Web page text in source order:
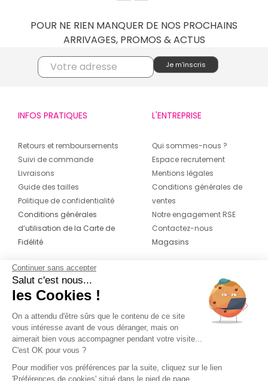
POUR NE RIEN MANQUER DE NOS PROCHAINS
ARRIVAGES, PROMOS & ACTUS
INFOS PRATIQUES
Retours et remboursements
Suivi de commande
Livraisons
Guide des tailles
Politique de confidentialité
Conditions générales
d’utilisation de la Carte de
Fidélité
L'ENTREPRISE
Qui sommes-nous ?
Espace recrutement
Mentions légales
Conditions générales de
ventes
Notre engagement RSE
Contactez-nous
Magasins
CONTACT
04 42 20 78 42
Du lundi au jeudi de 8h30 à 16h30 & le
vendredi de 8h30 à 15h30
Continuer sans accepter
Salut c'est nous...
les Cookies !
On a attendu d'être sûrs que le contenu de ce site
vous intéresse avant de vous déranger, mais on
aimerait bien vous accompagner pendant votre visite...
C'est OK pour vous ?
Pour modifier vos préférences par la suite, cliquez sur le lien
'Préférences de cookies' situé dans le pied de page.